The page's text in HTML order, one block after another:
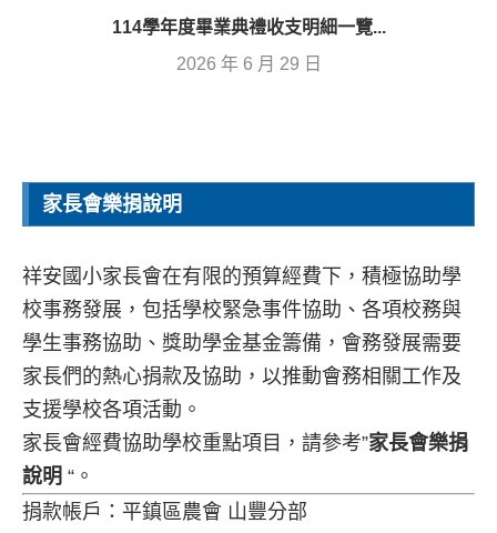
114學年度畢業典禮收支明細一覽...
2026 年 6 月 29 日
家長會樂捐說明
祥安國小家長會在有限的預算經費下，積極協助學
校事務發展，包括學校緊急事件協助、各項校務與
學生事務協助、獎助學金基金籌備，會務發展需要
家長們的熱心捐款及協助，以推動會務相關工作及
支援學校各項活動。
家長會經費協助學校重點項目，請參考”家長會樂捐
說明 “。
捐款帳戶：平鎮區農會 山豐分部